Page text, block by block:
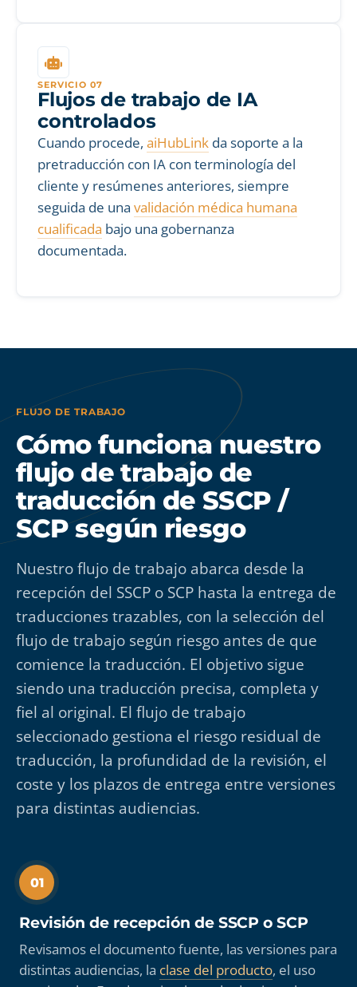
SERVICIO 07
Flujos de trabajo de IA
controlados
Cuando procede, aiHubLink da soporte a la
pretraducción con IA con terminología del
cliente y resúmenes anteriores, siempre
seguida de una validación médica humana
cualificada bajo una gobernanza
documentada.
FLUJO DE TRABAJO
Cómo funciona nuestro
flujo de trabajo de
traducción de SSCP /
SCP según riesgo
Nuestro flujo de trabajo abarca desde la
recepción del SSCP o SCP hasta la entrega de
traducciones trazables, con la selección del
flujo de trabajo según riesgo antes de que
comience la traducción. El objetivo sigue
siendo una traducción precisa, completa y
fiel al original. El flujo de trabajo
seleccionado gestiona el riesgo residual de
traducción, la profundidad de la revisión, el
coste y los plazos de entrega entre versiones
para distintas audiencias.
01
Revisión de recepción de SSCP o SCP
Revisamos el documento fuente, las versiones para
distintas audiencias, la clase del producto, el uso